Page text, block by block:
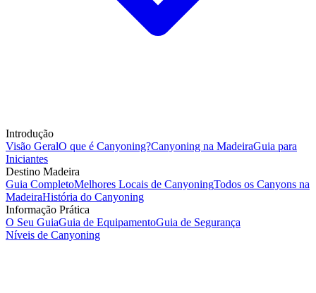
Introdução
Visão GeralO que é Canyoning?Canyoning na MadeiraGuia para
Iniciantes
Destino Madeira
Guia CompletoMelhores Locais de CanyoningTodos os Canyons na
MadeiraHistória do Canyoning
Informação Prática
O Seu GuiaGuia de EquipamentoGuia de Segurança
Níveis de Canyoning